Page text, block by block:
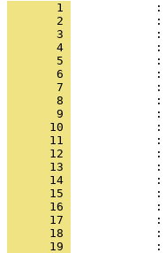
       1
       2
       3
       4
       5
       6
       7
       8
       9
      10
      11
      12
      13
      14
      15
      16
      17
      18
      19